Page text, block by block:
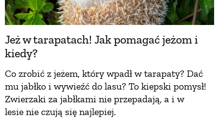
Jeż w tarapatach! Jak pomagać jeżom i
kiedy?
Co zrobić z jeżem, który wpadł w tarapaty? Dać
mu jabłko i wywieźć do lasu? To kiepski pomysł!
Zwierzaki za jabłkami nie przepadają, a i w
lesie nie czują się najlepiej.
ZWIERZĘTA DOMOWE
ZWIERZĘTA W NATURZE
GRZYBY
KRAJOBRAZ